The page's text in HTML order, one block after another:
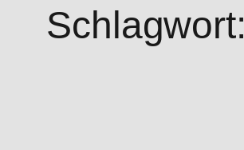
Schlagwort: